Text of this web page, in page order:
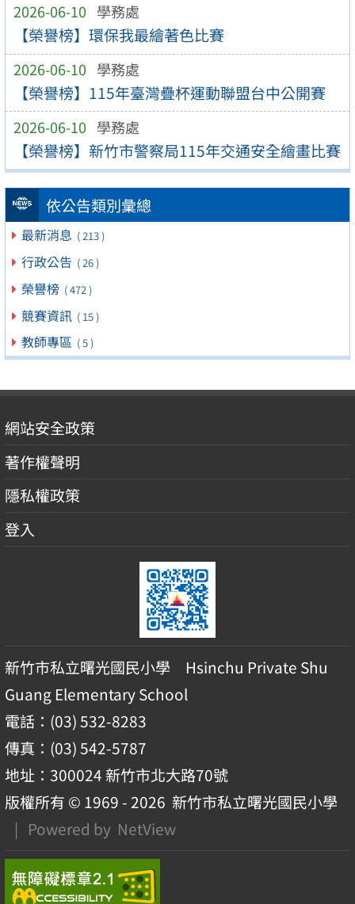
2026-06-10 學務處
【榮譽榜】環保我最繪著色比賽
2026-06-10 學務處
【榮譽榜】115年臺灣疊杯運動聯盟台中公開賽
2026-06-10 學務處
【榮譽榜】新竹市警察局115年交通安全繪畫比賽
依公告類別彙總
最新消息 ( 213 )
行政公告 ( 26 )
榮譽榜 ( 472 )
競賽資訊 ( 15 )
教師專區 ( 5 )
網站安全政策
著作權聲明
隱私權政策
登入
新竹市私立曙光國民小學 Hsinchu Private Shu
Guang Elementary School
電話：(03) 532-8283
傳真：(03) 542-5787
地址：300024 新竹市北大路70號
版權所有 © 1969 - 2026 新竹市私立曙光國民小學
| Powered by NetView